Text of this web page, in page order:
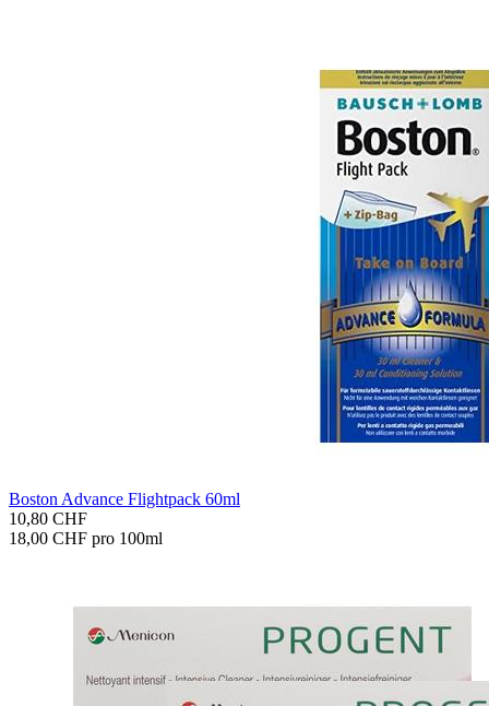
Bos­ton Ad­van­ce Flight­pack 60ml
10,80 CHF
18,00 CHF pro 100ml